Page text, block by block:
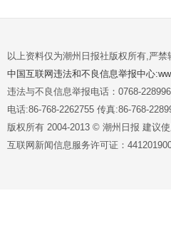
以上资料仅为潮州日报社版权所有,严
中国互联网违法和不良信息举报中心
违法与不良信息举报电话：0768-
电话:86-768-2262755 传真:86-768-
版权所有 2004-2013 © 潮州日报 建议
互联网新闻信息服务许可证：